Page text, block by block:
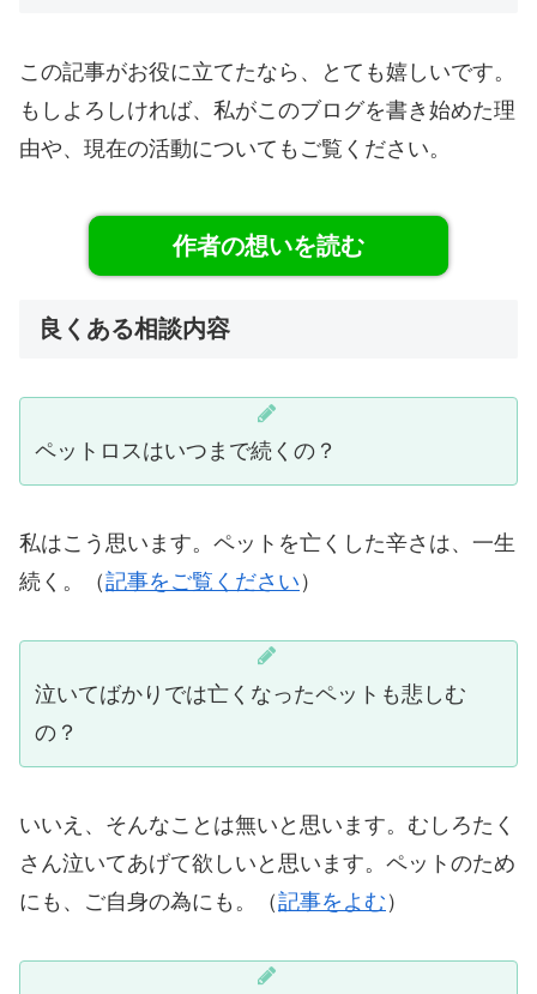
この記事がお役に立てたなら、とても嬉しいです。
もしよろしければ、私がこのブログを書き始めた理
由や、現在の活動についてもご覧ください。
作者の想いを読む
良くある相談内容
ペットロスはいつまで続くの？
私はこう思います。ペットを亡くした辛さは、一生
続く。（記事をご覧ください ）
泣いてばかりでは亡くなったペットも悲しむ
の？
いいえ、そんなことは無いと思います。むしろたく
さん泣いてあげて欲しいと思います。ペットのため
にも、ご自身の為にも。（記事をよむ ）